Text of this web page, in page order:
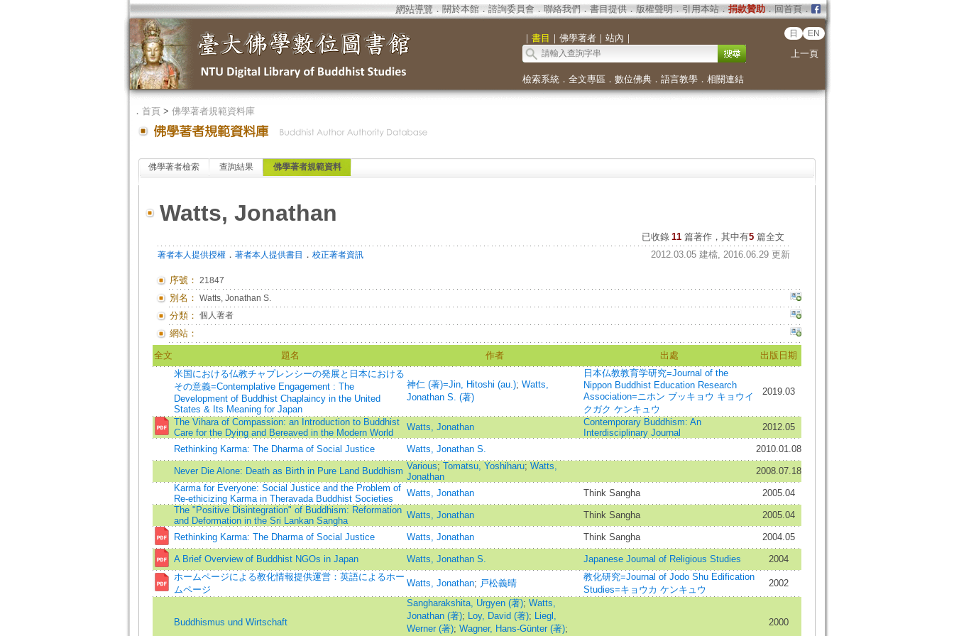
網站導覽 ． 關於本館． 諮詢委員會． 聯絡我們 ． 書目提供． 版權聲明 ． 引用本站． 捐款贊助．回首頁．
｜ 書目 ｜ 佛學著者｜ 站內 ｜ 日 EN
上一頁
檢索系統． 全文專區 ． 數位佛典． 語言教學． 相關連結
． 首頁> 佛學著者規範資料庫
佛學著者檢索 查詢結果 佛學著者規範資料
Watts, Jonathan
已收錄 11 篇著作，其中有5篇全文
著者本人提供授權． 著者本人提供書目 ． 校正著者資訊 2012.03.05 建檔, 2016.06.29 更新
序號： 21847
別名： Watts, Jonathan S.
分類： 個人著者
網站：
全文 題名 作者 出處
出版日期
米国における仏教チャプレンシーの発展と日本における
その意義=Contemplative Engagement : The
Development of Buddhist Chaplaincy in the United
States & Its Meaning for Japan
神仁 (著)=Jin, Hitoshi (au.); Watts,
Jonathan S. (著)
日本仏教教育学研究=Journal of the
Nippon Buddhist Education Research
Association=ニホン ブッキョウ キョウイ
クガク ケンキュウ
2019.03
The Vihara of Compassion: an Introduction to Buddhist
Care for the Dying and Bereaved in the Modern World
Watts, Jonathan
Contemporary Buddhism: An
Interdisciplinary Journal
2012.05
Rethinking Karma: The Dharma of Social Justice Watts, Jonathan S. 2010.01.08
Never Die Alone: Death as Birth in Pure Land Buddhism Various; Tomatsu, Yoshiharu; Watts,
Jonathan
2008.07.18
Karma for Everyone: Social Justice and the Problem of
Re-ethicizing Karma in Theravada Buddhist Societies
Watts, Jonathan Think Sangha
2005.04
The "Positive Disintegration" of Buddhism: Reformation
and Deformation in the Sri Lankan Sangha
Watts, Jonathan Think Sangha 2005.04
Rethinking Karma: The Dharma of Social Justice Watts, Jonathan Think Sangha 2004.05
A Brief Overview of Buddhist NGOs in Japan Watts, Jonathan S. Japanese Journal of Religious Studies
2004
ホームページによる教化情報提供運営：英語によるホー
ムページ
Watts, Jonathan; 戸松義晴
教化研究=Journal of Jodo Shu Edification
Studies=キョウカ ケンキュウ
2002
Buddhismus und Wirtschaft
Sangharakshita, Urgyen (著); Watts,
Jonathan (著); Loy, David (著); Liegl,
Werner (著); Wagner, Hans-Günter (著);
2000